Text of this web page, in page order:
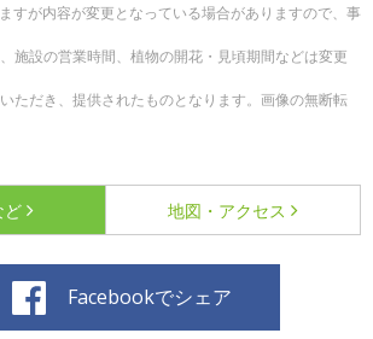
が内容が変更となっている場合がありますので、事
施設の営業時間、植物の開花・見頃期間などは変更
ただき、提供されたものとなります。画像の無断転
ど 地図・アクセス
Facebookでシェア